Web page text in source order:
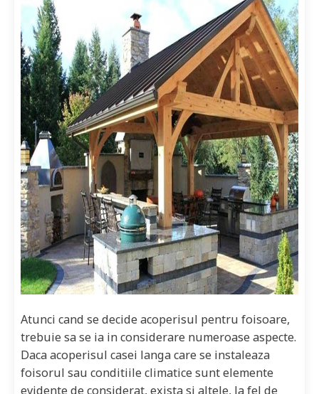
Atunci cand se decide acoperisul pentru foisoare,
trebuie sa se ia in considerare numeroase aspecte.
Daca acoperisul casei langa care se instaleaza
foisorul sau conditiile climatice sunt elemente
evidente de considerat, exista si altele, la fel de